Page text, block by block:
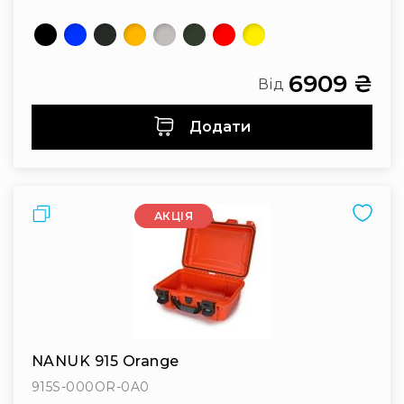
Додати
Від 6909 ₴
Порівняти АКЦІЯ
NANUK 915 Orange
915S-000OR-0A0